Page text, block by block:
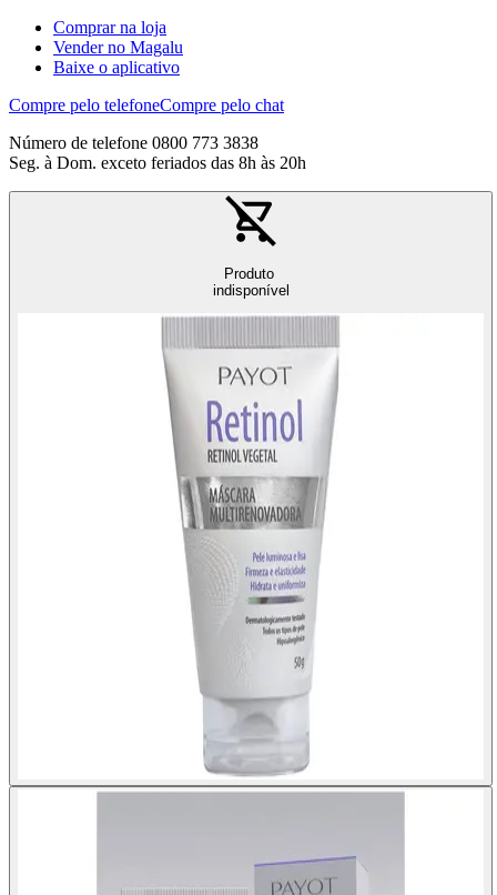
Comprar na loja
Vender no Magalu
Baixe o aplicativo
Compre pelo telefoneCompre pelo chat
Número de telefone 0800 773 3838
Seg. à Dom. exceto feriados das 8h às 20h
Produto
indisponível